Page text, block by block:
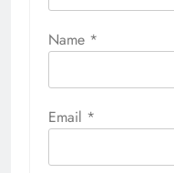
Name *
Email *